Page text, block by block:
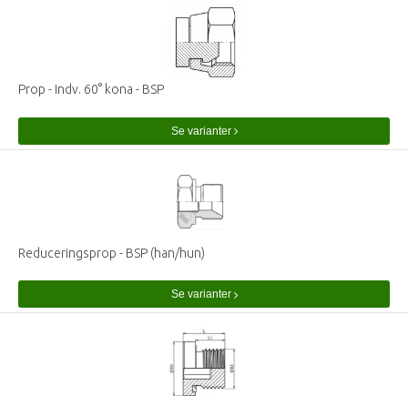
Prop - Indv. 60° kona - BSP
Se varianter
Reduceringsprop - BSP (han/hun)
Se varianter